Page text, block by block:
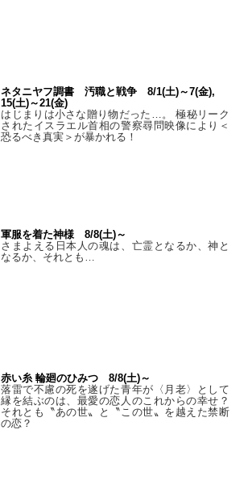
ネタニヤフ調書 汚職と戦争 8/1(土)～7(金),
15(土)～21(金)
はじまりは小さな贈り物だった…。 極秘リーク
されたイスラエル首相の警察尋問映像により＜
恐るべき真実＞が暴かれる！
軍服を着た神様 8/8(土)～
さまよえる日本人の魂は、亡霊となるか、神と
なるか、それとも…
赤い糸 輪廻のひみつ 8/8(土)～
落雷で不慮の死を遂げた青年が〈月老〉として
縁を結ぶのは、最愛の恋人のこれからの幸せ？
それとも〝あの世〟と〝この世〟を越えた禁断
の恋？